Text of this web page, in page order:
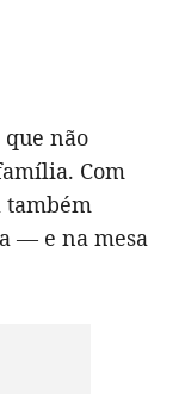
que não
Com
também
— e na mesa